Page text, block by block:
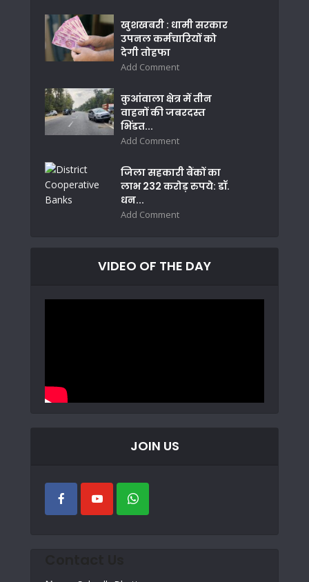
खुशखबरी : धामी सरकार
उपनल कर्मचारियों को
देगी तोहफा
Add Comment
कुआंवाला क्षेत्र में तीन
वाहनों की जबरदस्त
भिंडत...
Add Comment
जिला सहकारी बैंकों का
लाभ 232 करोड़ रुपये: डॉ.
धन...
Add Comment
VIDEO OF THE DAY
JOIN US